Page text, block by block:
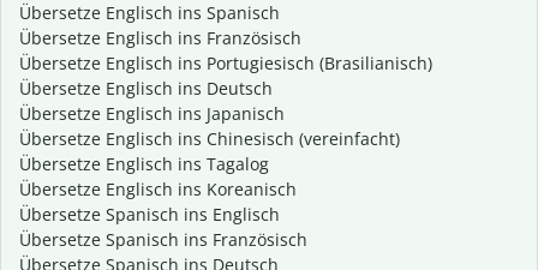
Übersetze Englisch ins Spanisch
Übersetze Englisch ins Französisch
Übersetze Englisch ins Portugiesisch (Brasilianisch)
Übersetze Englisch ins Deutsch
Übersetze Englisch ins Japanisch
Übersetze Englisch ins Chinesisch (vereinfacht)
Übersetze Englisch ins Tagalog
Übersetze Englisch ins Koreanisch
Übersetze Spanisch ins Englisch
Übersetze Spanisch ins Französisch
Übersetze Spanisch ins Deutsch